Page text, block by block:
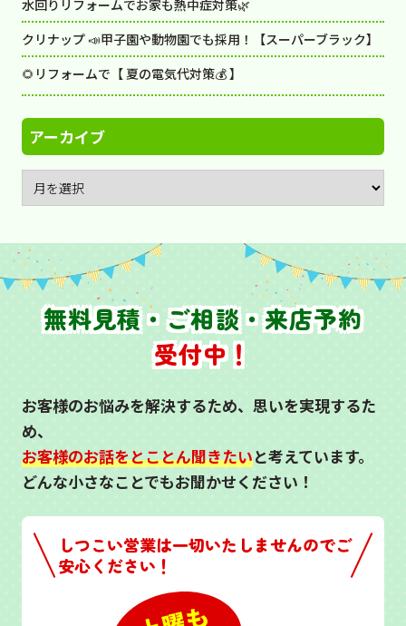
水回りリフォームでお家も熱中症対策🌿
クリナップ 📣甲子園や動物園でも採用！【スーパーブラック】
🌻リフォームで【 夏の電気代対策💰 】
アーカイブ
無料見積・ご相談・来店予約
受付中！
お客様のお悩みを解決するため、思いを実現するた
め、
お客様のお話をとことん聞きたいと考えています。
どんな小さなことでもお聞かせください！
しつこい営業は一切いたしませんのでご
安心ください！